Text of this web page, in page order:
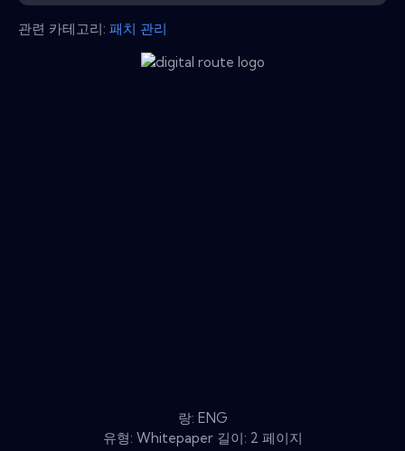
관련 카테고리: 패치 관리
랑: ENG
유형: Whitepaper 길이: 2 페이지